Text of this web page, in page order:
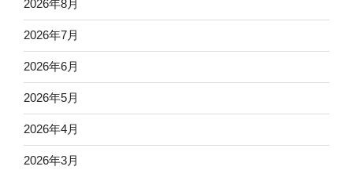
2026年8月
2026年7月
2026年6月
2026年5月
2026年4月
2026年3月